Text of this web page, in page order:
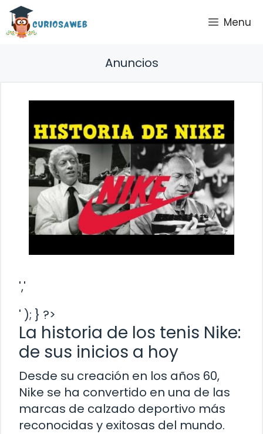
Saltar
contenido
Menu
Anuncios
','
' ); } ?>
La historia de los tenis Nike:
de sus inicios a hoy
Desde su creación en los años 60,
Nike se ha convertido en una de las
marcas de calzado deportivo más
reconocidas y exitosas del mundo.